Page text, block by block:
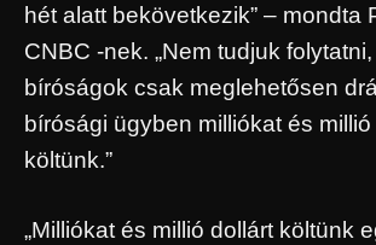
hét alatt bekövetkezik” – mondta
CNBC -nek. „Nem tudjuk
bíróságok csak meglehetősen
bírósági ügyben milliókat és
költünk.”
„Milliókat és millió dollárt költünk